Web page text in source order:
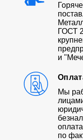
ГОСТ
и
Мы
по